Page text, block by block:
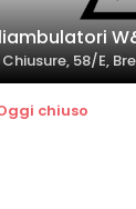
58/E,
chiuso